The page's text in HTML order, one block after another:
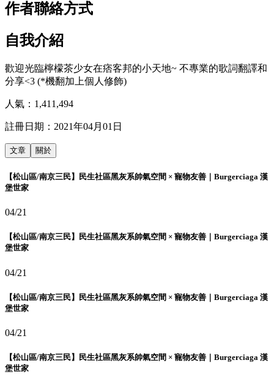
作者聯絡方式
自我介紹
歡迎光臨檸檬茶少女在痞客邦的小天地~ 不專業的歌詞翻譯和
分享<3 (*機翻加上個人修飾)
人氣： 1,411,494
註冊日期： 2021年04月01日
文章 關於
【松山區/南京三民】民生社區黑灰系帥氣空間 × 寵物友善｜Burgerciaga 漢
堡世家
04/21
【松山區/南京三民】民生社區黑灰系帥氣空間 × 寵物友善｜Burgerciaga 漢
堡世家
04/21
【松山區/南京三民】民生社區黑灰系帥氣空間 × 寵物友善｜Burgerciaga 漢
堡世家
04/21
【松山區/南京三民】民生社區黑灰系帥氣空間 × 寵物友善｜Burgerciaga 漢
堡世家